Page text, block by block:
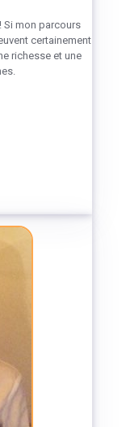
Si mon parcours
certainement
richesse et une